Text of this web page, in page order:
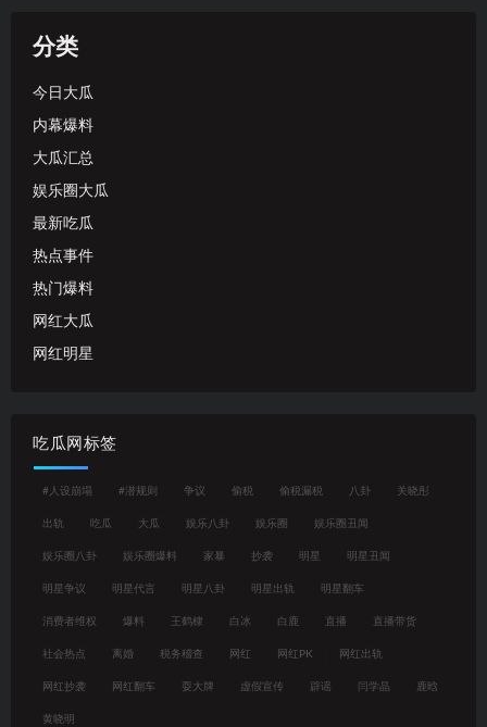
分类
今日大瓜
内幕爆料
大瓜汇总
娱乐圈大瓜
最新吃瓜
热点事件
热门爆料
网红大瓜
网红明星
吃瓜网标签
#人设崩塌 #潜规则 争议 偷税 偷税漏税 八卦 关晓彤
出轨 吃瓜 大瓜 娱乐八卦 娱乐圈 娱乐圈丑闻
娱乐圈八卦 娱乐圈爆料 家暴 抄袭 明星 明星丑闻
明星争议 明星代言 明星八卦 明星出轨 明星翻车
消费者维权 爆料 王鹤棣 白冰 白鹿 直播 直播带货
社会热点 离婚 税务稽查 网红 网红PK 网红出轨
网红抄袭 网红翻车 耍大牌 虚假宣传 辟谣 闫学晶 鹿晗
黄晓明